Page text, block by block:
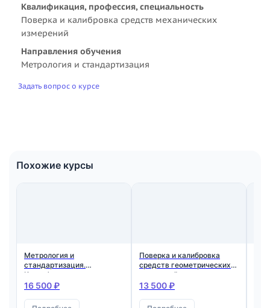
Квалификация, профессия, специальность
Поверка и калибровка средств механических
измерений
Направления обучения
Метрология и стандартизация
Задать вопрос о курсе
Похожие курсы
Метрология и
стандартизация.
Квалификация:
Специалист по метрологии
16 500 ₽
Поверка и калибровка
средств геометрических
измерений
13 500 ₽